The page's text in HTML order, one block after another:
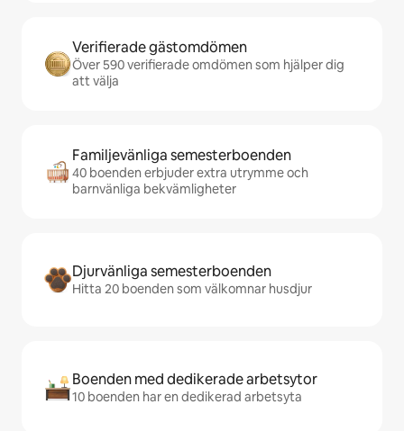
Verifierade gästomdömen
Över 590 verifierade omdömen som hjälper dig
att välja
Familjevänliga semesterboenden
40 boenden erbjuder extra utrymme och
barnvänliga bekvämligheter
Djurvänliga semesterboenden
Hitta 20 boenden som välkomnar husdjur
Boenden med dedikerade arbetsytor
10 boenden har en dedikerad arbetsyta